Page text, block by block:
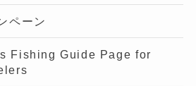
ペーン
Fishing Guide Page for